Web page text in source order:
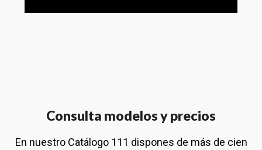
Consulta modelos y precios
En nuestro Catálogo 111 dispones de más de cien